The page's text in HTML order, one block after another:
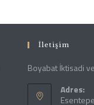
İletişim
Boyabat İktisadi
Adres: